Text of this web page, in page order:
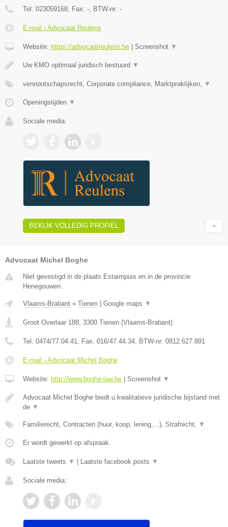
Tel: 023059168 , Fax: - , BTW-nr: -
E-mail › Advocaat Reulens
Website: https://advocaatreulens.be Screenshot ▼
Uw KMO optimaal juridisch bestuurd ▼
vennootschapsrecht, Corporate compliance, Marktpraktijken, ▼
Openingstijden ▼
Sociale media:
BEKIJK VOLLEDIG PROFIEL
Advocaat Michel Boghe
Niet gevestigd in de plaats Estaimpuis en in de provincie
Henegouwen.
Vlaams-Brabant » Tienen Google maps ▼
Groot Overlaar 188, 3300 Tienen (Vlaams-Brabant)
Tel: 0474/77.04.41, Fax: 016/47.44.34, BTW-nr: ​0812.627.891
E-mail › Advocaat Michel Boghe
Website: http://www.boghe-law.be Screenshot ▼
Advocaat Michel Boghe biedt u kwalitatieve juridische bijstand met
de ▼
Familierecht, Contracten (huur, koop, lening,...), Strafrecht, ▼
Er wordt gewerkt op afspraak.
Laatste tweets ▼ Laatste facebook posts ▼
Sociale media: